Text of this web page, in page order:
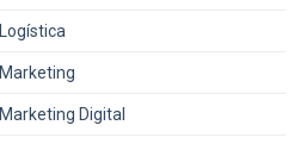
Logística
Marketing
Marketing Digital